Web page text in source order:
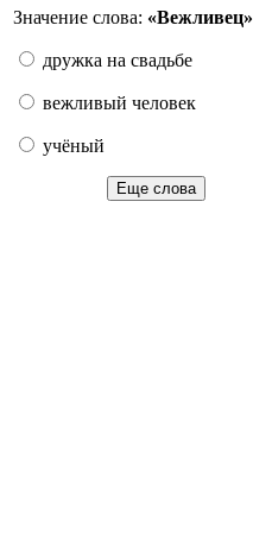
Значение слова: «Вежливец»
дружка на свадьбе
вежливый человек
учёный
Еще слова